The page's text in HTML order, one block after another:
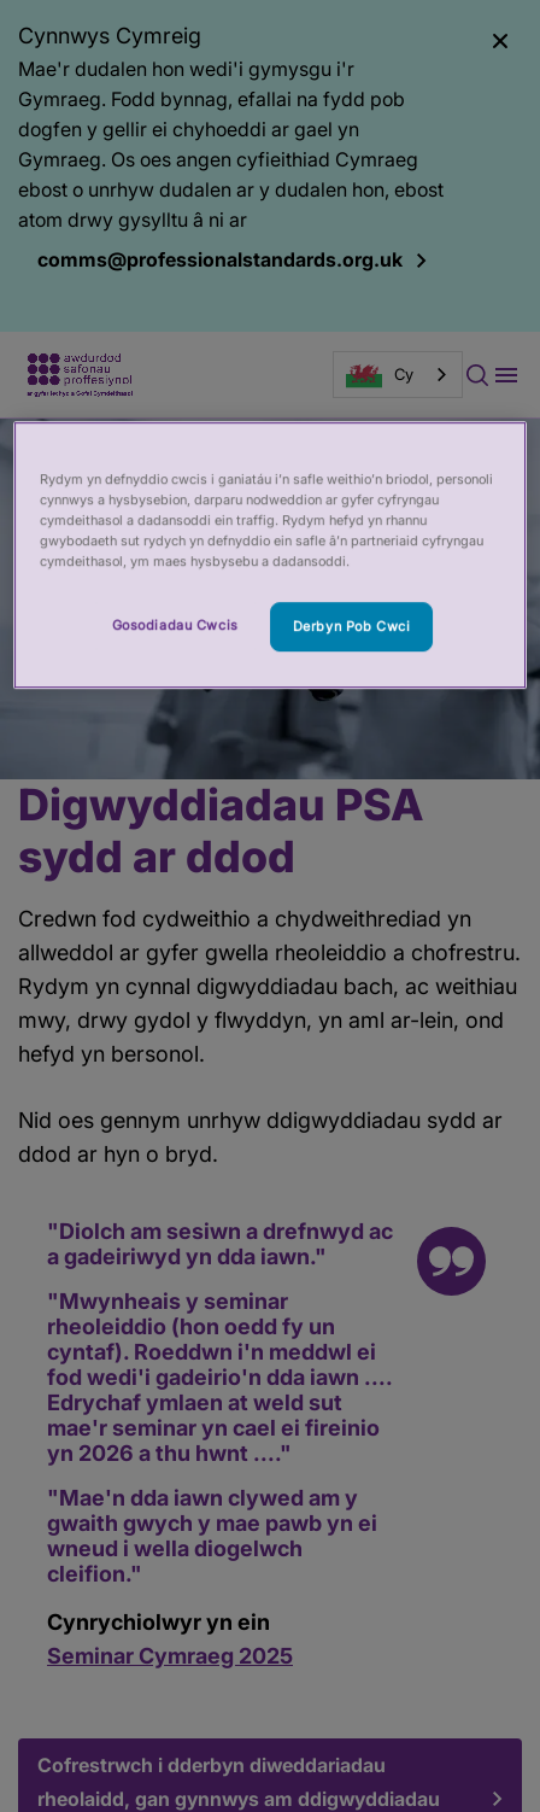
Cynnwys Cymreig
Mae'r dudalen hon wedi'i gymysgu i'r
Gymraeg. Fodd bynnag, efallai na fydd pob
dogfen y gellir ei chyhoeddi ar gael yn
Gymraeg. Os oes angen cyfieithiad Cymraeg
ebost o unrhyw dudalen ar y dudalen hon, ebost
atom drwy gysylltu â ni ar
comms@professionalstandards.org.uk
Cy
tudalen
Prif
gynnwys
Digwyddiadau PSA
sydd ar ddod
Credwn fod cydweithio a chydweithrediad yn
allweddol ar gyfer gwella rheoleiddio a chofrestru.
Rydym yn cynnal digwyddiadau bach, ac weithiau
mwy, drwy gydol y flwyddyn, yn aml ar-lein, ond
hefyd yn bersonol.
Nid oes gennym unrhyw ddigwyddiadau sydd ar
ddod ar hyn o bryd.
"Diolch am sesiwn a drefnwyd ac
a gadeiriwyd yn dda iawn."
"Mwynheais y seminar
rheoleiddio (hon oedd fy un
cyntaf). Roeddwn i'n meddwl ei
fod wedi'i gadeirio'n dda iawn ....
Edrychaf ymlaen at weld sut
mae'r seminar yn cael ei fireinio
yn 2026 a thu hwnt ...."
"Mae'n dda iawn clywed am y
gwaith gwych y mae pawb yn ei
wneud i wella diogelwch
cleifion."
Cynrychiolwyr yn ein
Seminar Cymraeg 2025
Cofrestrwch i dderbyn diweddariadau
rheolaidd, gan gynnwys am ddigwyddiadau
Rydym yn defnyddio cwcis i ganiatáu i’n safle weithio’n briodol, personoli
cynnwys a hysbysebion, darparu nodweddion ar gyfer cyfryngau
cymdeithasol a dadansoddi ein traffig. Rydym hefyd yn rhannu
gwybodaeth sut rydych yn defnyddio ein safle â’n partneriaid cyfryngau
cymdeithasol, ym maes hysbysebu a dadansoddi.
Gosodiadau Cwcis Derbyn Pob Cwci